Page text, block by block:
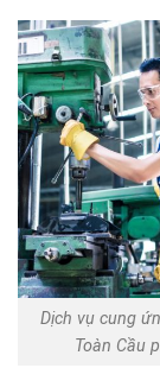
Dịch vụ cung
Toàn Cầu